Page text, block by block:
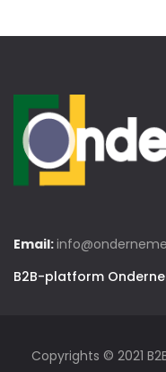
Email:
B2B-platform
Copyrights © 2021